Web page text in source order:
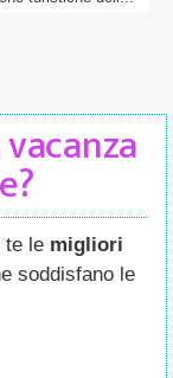
te le migliori
soddisfano le